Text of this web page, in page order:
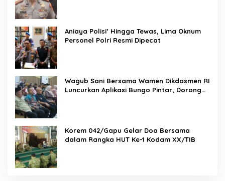
Aniaya Polisi’ Hingga Tewas, Lima Oknum
Personel Polri Resmi Dipecat
Wagub Sani Bersama Wamen Dikdasmen RI
Luncurkan Aplikasi Bungo Pintar, Dorong
Korem 042/Gapu Gelar Doa Bersama
dalam Rangka HUT Ke-1 Kodam XX/TIB